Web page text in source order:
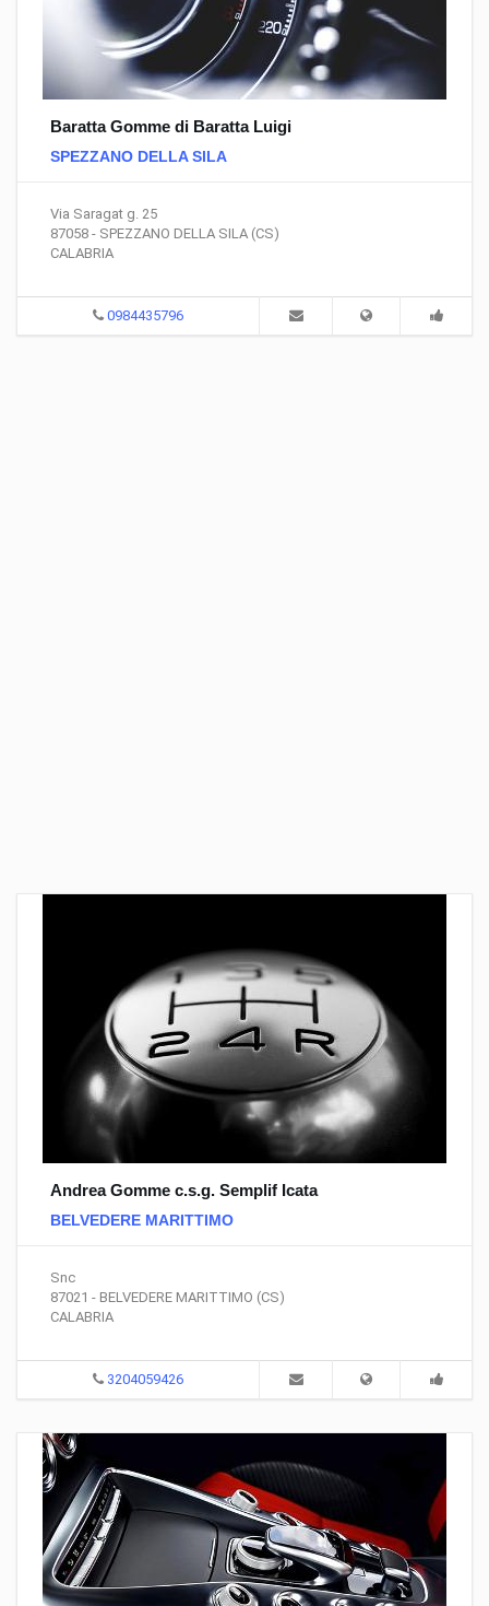
Baratta Gomme di Baratta Luigi
SPEZZANO DELLA SILA
Via Saragat g. 25
87058 - SPEZZANO DELLA SILA (CS)
CALABRIA
0984435796
Andrea Gomme c.s.g. Semplif Icata
BELVEDERE MARITTIMO
Snc
87021 - BELVEDERE MARITTIMO (CS)
CALABRIA
3204059426